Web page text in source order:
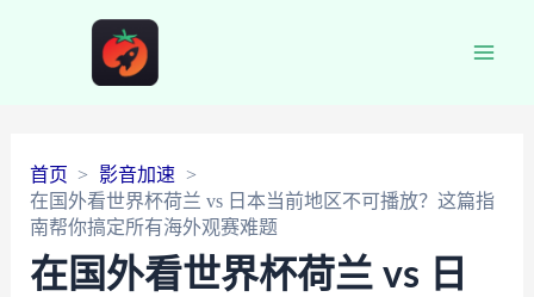
首页
影音加速
在国外看世界杯荷兰 vs 日本当前地区不可播放？这篇指
南帮你搞定所有海外观赛难题
在国外看世界杯荷兰 vs 日